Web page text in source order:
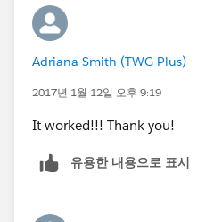
Adriana Smith (TWG Plus)
2017년 1월 12일 오후 9:19
It worked!!! Thank you!
유용한 내용으로 표시